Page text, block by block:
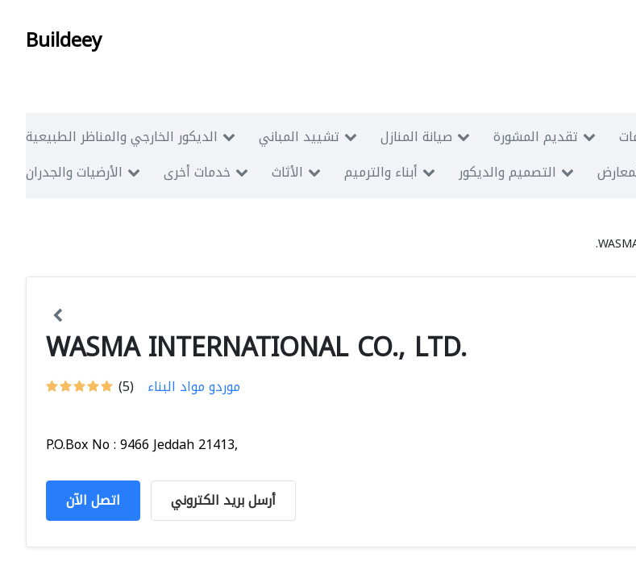
Buildeey
الديكور الخارجي والمناظر الطبيعية تشييد المباني صيانة المنازل تقديم المشورة
الأرضيات والجدران
خدمات أخرى الأثاث أبناء والترميم التصميم والديكور
WASMA INTERNATIONAL CO., LTD.
(5) موردو مواد البناء
P.O.Box No : 9466 Jeddah 21413,
اتصل الآن أرسل بريد الكتروني